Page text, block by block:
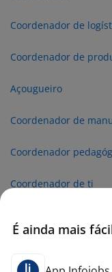
Coordenador de
Coordenador de
Açougueiro
Coordenador de
Coordenador
Coordenador de ti
É ainda mais